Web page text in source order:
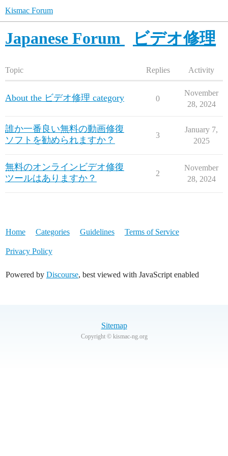
Kismac Forum
Japanese Forum ビデオ修理
Topic Replies Activity
About the ビデオ修理 category 0
November
28, 2024
誰か一番良い無料の動画修復
ソフトを勧められますか？
3
January 7,
2025
無料のオンラインビデオ修復
ツールはありますか？
2
November
28, 2024
Home Categories Guidelines Terms of Service
Privacy Policy
Powered by Discourse, best viewed with JavaScript enabled
Sitemap
Copyright © kismac-ng.org